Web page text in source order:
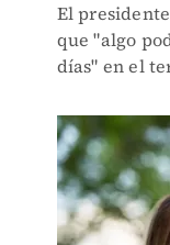
El
que "algo
días" en el